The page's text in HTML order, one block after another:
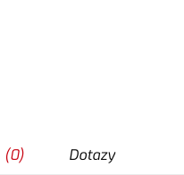
(0) Dotazy